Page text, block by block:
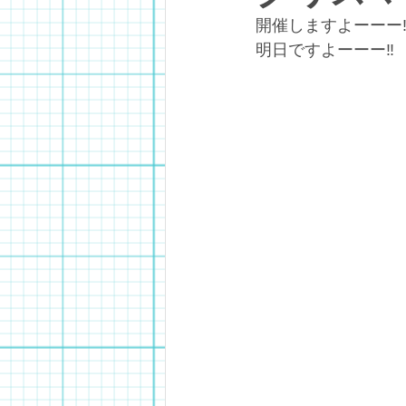
開催しますよーーー
明日ですよーーー‼